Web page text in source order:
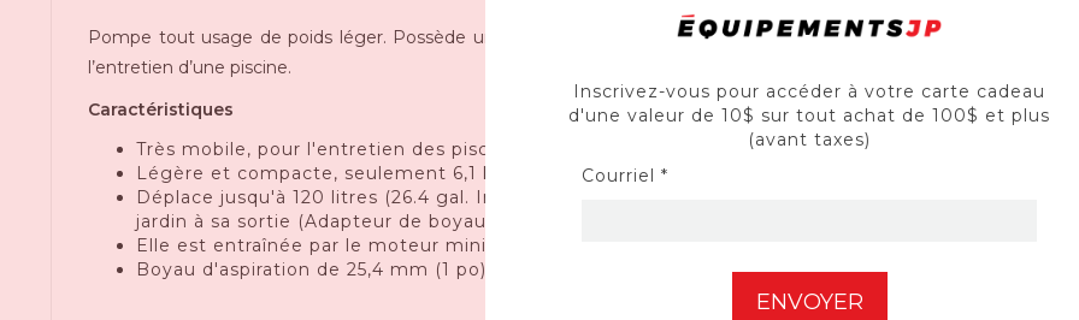
Pompe tout usage de poids léger. Possède une capacité de pompage de 120 L par minute et se raccorde
l’entretien d’une piscine.
Caractéristiques
Très mobile, pour l'entretien des piscines, le remplissage de réservoirs d'eau au chalet et les
Légère et compacte, seulement 6,1 kg (13,4 lb)
Déplace jusqu'à 120 litres (26.4 gal. Imp.) par minute, par des orifices d'aspiration et de sortie de
jardin à sa sortie (Adapteur de boyau d'arrosage 1 po NPT à 3/4 po inclus)
Elle est entraînée par le moteur mini quatre temps GX25 à ACT de Honda
Boyau d'aspiration de 25,4 mm (1 po) de série
Inscrivez-vous pour accéder à votre carte cadeau
d'une valeur de 10$ sur tout achat de 100$ et plus
(avant taxes)
Courriel *